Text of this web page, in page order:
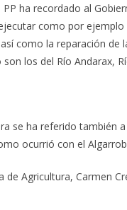
ha recordado al
como por ejemplo
como la reparación
los del Río Andarax,
se ha referido también
ocurrió con el
de Agricultura, Carmen